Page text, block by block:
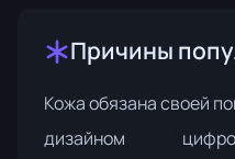
Причины
Кожа обязана своей
дизайном